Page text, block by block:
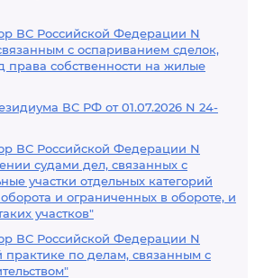
ВС Российской Федерации N
с оспариванием сделок,
права собственности на жилые
ВС РФ от 01.07.2026 N 24-
ВС Российской Федерации N
судами дел, связанных с
участки отдельных категорий
и ограниченных в обороте, и
участков"
ВС Российской Федерации N
практике по делам, связанным с